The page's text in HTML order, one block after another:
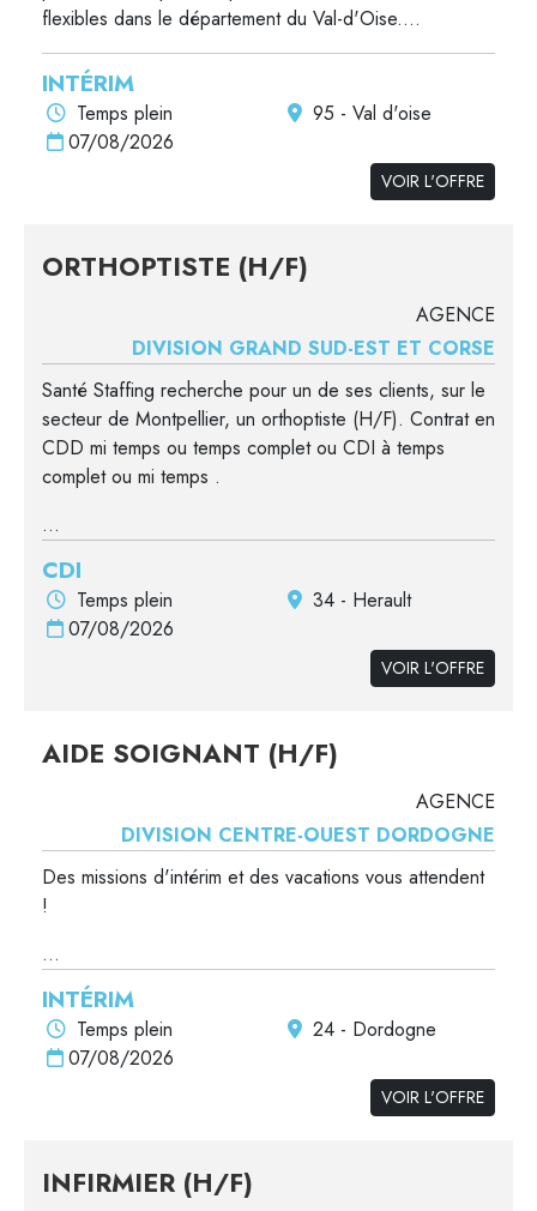
flexibles dans le département du Val-d'Oise....
INTÉRIM
Temps plein
95 - Val d'oise
07/08/2026
VOIR L'OFFRE
ORTHOPTISTE (H/F)
AGENCE
DIVISION GRAND SUD-EST ET CORSE
Santé Staffing recherche pour un de ses clients, sur le
secteur de Montpellier, un orthoptiste (H/F). Contrat en
CDD mi temps ou temps complet ou CDI à temps
complet ou mi temps .
...
CDI
Temps plein
34 - Herault
07/08/2026
VOIR L'OFFRE
AIDE SOIGNANT (H/F)
AGENCE
DIVISION CENTRE-OUEST DORDOGNE
Des missions d'intérim et des vacations vous attendent
!
...
INTÉRIM
Temps plein
24 - Dordogne
07/08/2026
VOIR L'OFFRE
INFIRMIER (H/F)